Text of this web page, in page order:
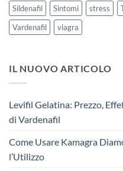
Sildenafil
Sintomi stress
Vardenafil
viagra
IL NUOVO ARTICOLO
Levifil Gelatina: Prezzo,
di Vardenafil
Come Usare Kamagra
l’Utilizzo